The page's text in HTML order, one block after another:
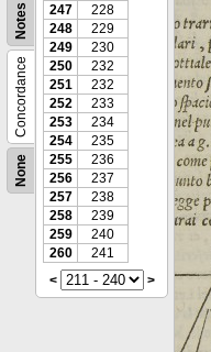
None
Concordance
Notes
247
228
248
229
249
230
250
232
251
232
252
233
253
234
254
235
255
236
256
237
257
238
258
239
259
240
260
241
<
>